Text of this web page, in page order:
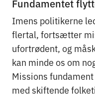
Imens politikerne
flertal, fortsætter
ufortrødent, og
kan minde os om
Missions
med skiftende